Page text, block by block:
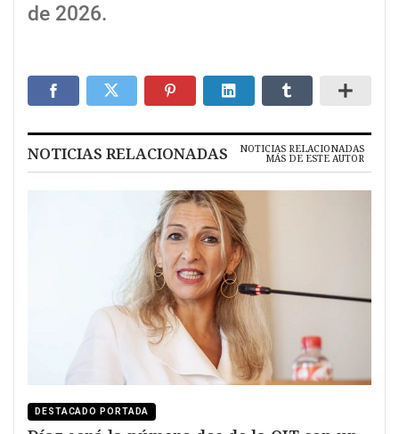
de 2026.
NOTICIAS RELACIONADAS NOTICIAS RELACIONADAS
MÁS DE ESTE AUTOR
DESTACADO PORTADA